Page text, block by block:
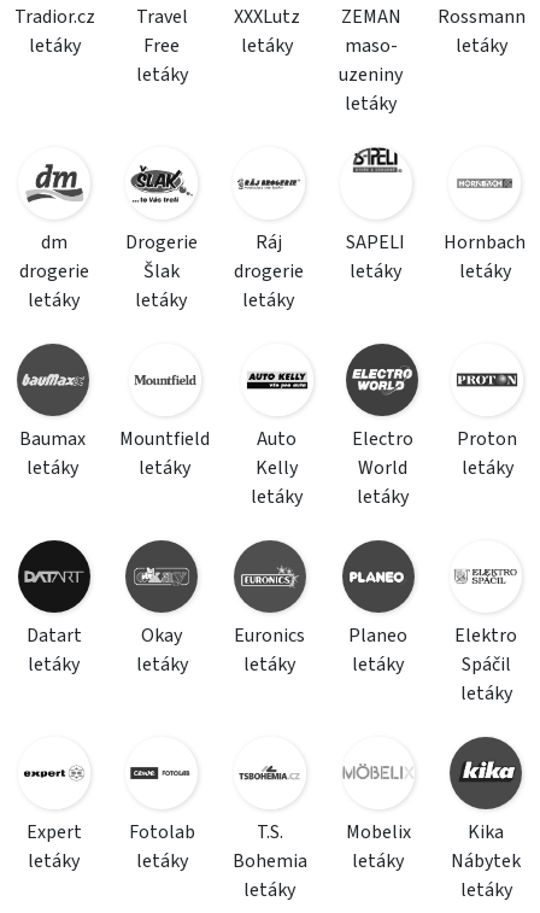
Tradior.cz
letáky
Travel
Free
letáky
XXXLutz
letáky
ZEMAN
maso-
uzeniny
letáky
Rossmann
letáky
dm
drogerie
letáky
Drogerie
Šlak
letáky
Ráj
drogerie
letáky
SAPELI
letáky
Hornbach
letáky
Baumax
letáky
Mountfield
letáky
Auto
Kelly
letáky
Electro
World
letáky
Proton
letáky
Datart
letáky
Okay
letáky
Euronics
letáky
Planeo
letáky
Elektro
Spáčil
letáky
Expert
letáky
Fotolab
letáky
T.S.
Bohemia
letáky
Mobelix
letáky
Kika
Nábytek
letáky